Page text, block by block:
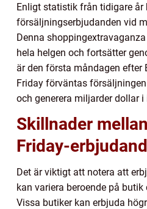
Enligt statistik från tidigare
försäljningserbjudanden vid
Denna
hela helgen och fortsätter
är den första måndagen efter
Friday förväntas
och generera miljarder dollar
Skillnader
Friday-
Det är viktigt att notera att
kan variera beroende på
Vissa butiker kan erbjuda